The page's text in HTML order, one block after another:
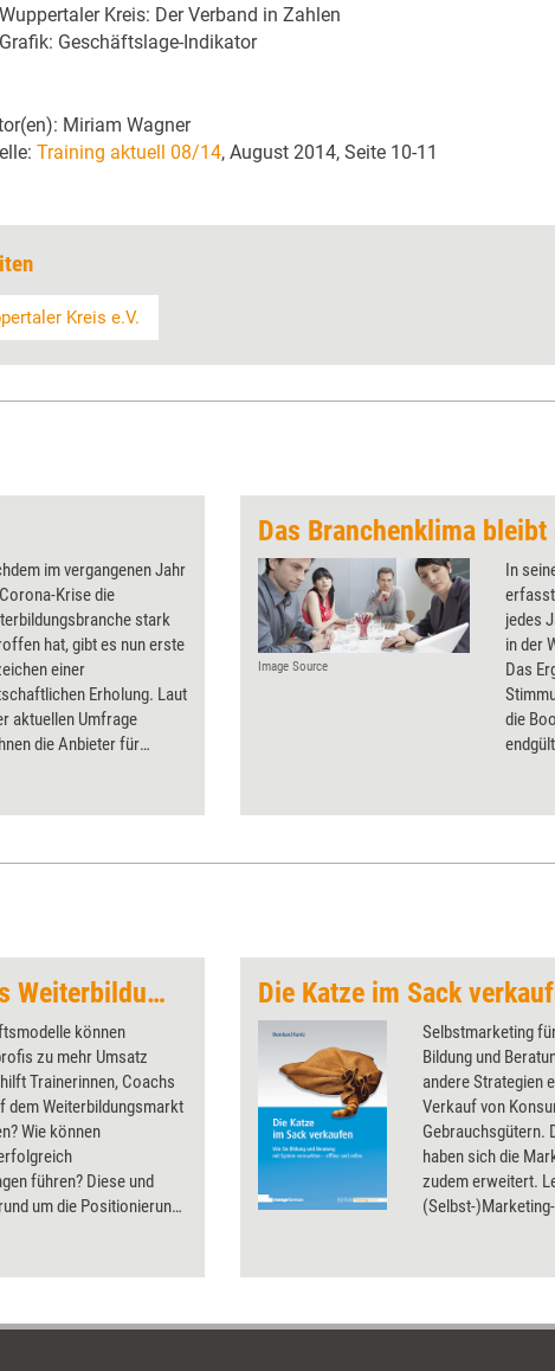
Wuppertaler Kreis: Der Verband in Zahlen
Grafik: Geschäftslage-Indikator
Miriam Wagner
Training aktuell 08/14, August 2014, Seite 10-11
Kreis e.V.
im vergangenen Jahr
Krise die
stark
hat, gibt es nun erste
einer
Erholung. Laut
aktuellen Umfrage
die Anbieter für
sogar mit einer
Das Branchenklima bleibt
Image Source
In
jedes
in der
Das
die
Erfolgsstrategien für das Weiterbildungsbusiness
können
zu mehr Umsatz
Trainerinnen, Coachs
dem Weiterbildungsmarkt
Wie können
führen? Diese und
um die Positionierung
Die Katze im Sack
Selbstmarketing
Bildung und
andere Strategien
Verkauf von
Gebrauchsgütern.
haben sich die
zudem erweitert.
(Selbst-
Sie sich mit